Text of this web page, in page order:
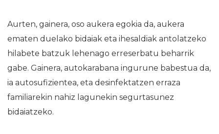
Aurten, gainera, oso aukera egokia da, aukera
ematen duelako bidaiak eta ihesaldiak antolatzeko
hilabete batzuk lehenago erreserbatu beharrik
gabe. Gainera, autokarabana ingurune babestua da,
ia autosufizientea, eta desinfektatzen erraza
familiarekin nahiz lagunekin segurtasunez
bidaiatzeko.